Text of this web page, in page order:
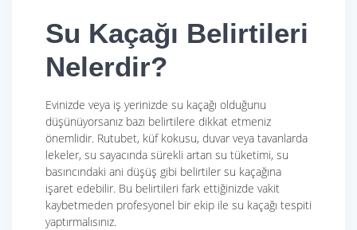
Su Kaçağı Belirtileri
Nelerdir?
Evinizde veya iş yerinizde su kaçağı olduğunu
düşünüyorsanız bazı belirtilere dikkat etmeniz
önemlidir. Rutubet, küf kokusu, duvar veya tavanlarda
lekeler, su sayacında sürekli artan su tüketimi, su
basıncındaki ani düşüş gibi belirtiler su kaçağına
işaret edebilir. Bu belirtileri fark ettiğinizde vakit
kaybetmeden profesyonel bir ekip ile su kaçağı tespiti
yaptırmalısınız.